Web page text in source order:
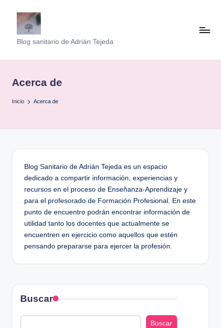
Saltar
contenido
B
l
ri
á
n
Blog sanitario de Adrián Tejeda
Acerca de
Inicio Acerca de
Blog Sanitario de Adrián Tejeda es un espacio
dedicado a compartir información, experiencias y
recursos en el proceso de Enseñanza-Aprendizaje y
para el profesorado de Formación Profesional. En este
punto de encuentro podrán encontrar información de
utilidad tanto los docentes que actualmente se
encuentren en ejercicio como aquellos que estén
pensando prepararse para ejercer la profesión.
Buscar
Buscar